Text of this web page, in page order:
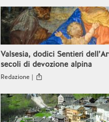
Valsesia, dodici Sentieri
secoli di devozione alpina
Redazione |